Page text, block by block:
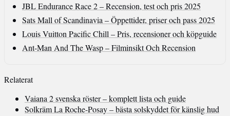
JBL Endurance Race 2 – Recension, test och pris 2025
Sats Mall of Scandinavia – Öppettider, priser och pass 2025
Louis Vuitton Pacific Chill – Pris, recensioner och köpguide
Ant-Man And The Wasp – Filminsikt Och Recension
Relaterat
Vaiana 2 svenska röster – komplett lista och guide
Solkräm La Roche-Posay – bästa solskyddet för känslig hud